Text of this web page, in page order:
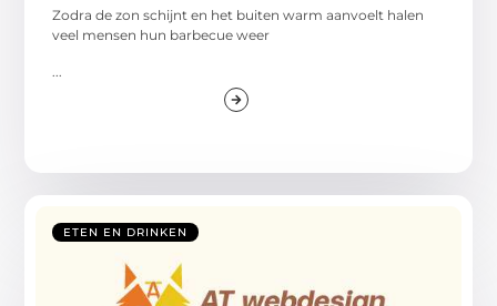
Zodra de zon schijnt en het buiten warm aanvoelt halen
veel mensen hun barbecue weer
ETEN EN DRINKEN